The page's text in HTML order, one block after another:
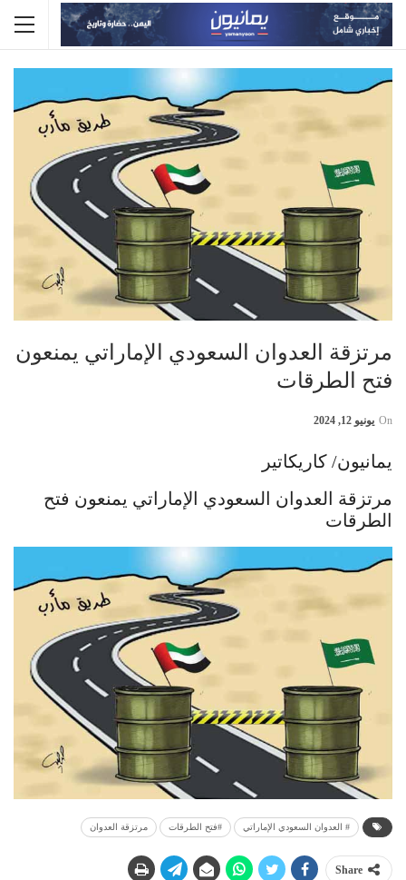
مرتزقة العدوان السعودي الإماراتي يمنعون
فتح الطرقات
On يونيو 12, 2024
يمانيون/ كاريكاتير
مرتزقة العدوان السعودي الإماراتي يمنعون فتح
الطرقات
# العدوان السعودي الإماراتي #فتح الطرقات مرتزقة العدوان
Share